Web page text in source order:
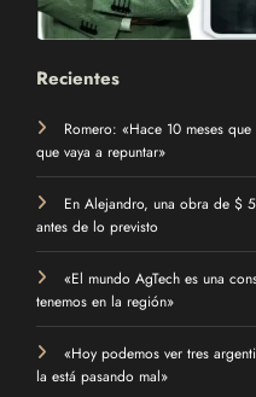
Recientes
Romero: «Hace 10 meses
que vaya a repuntar»
En Alejandro, una obra de $
antes de lo previsto
«El mundo AgTech es una
tenemos en la región»
«Hoy podemos ver tres
la está pasando mal»